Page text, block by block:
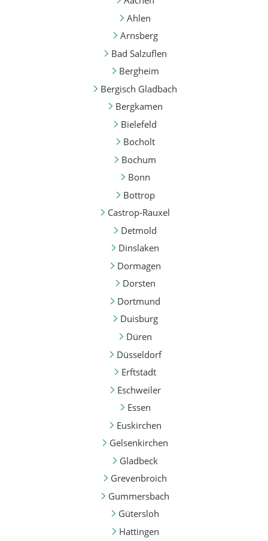
Ahlen
Arnsberg
Bad Salzuflen
Bergheim
Bergisch Gladbach
Bergkamen
Bielefeld
Bocholt
Bochum
Bonn
Bottrop
Castrop-Rauxel
Detmold
Dinslaken
Dormagen
Dorsten
Dortmund
Duisburg
Düren
Düsseldorf
Erftstadt
Eschweiler
Essen
Euskirchen
Gelsenkirchen
Gladbeck
Grevenbroich
Gummersbach
Gütersloh
Hattingen